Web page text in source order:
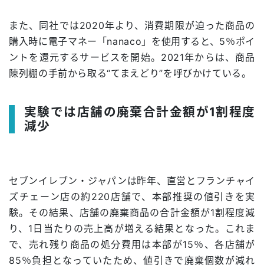
また、同社では2020年より、消費期限が迫った商品の
購入時に電子マネー「nanaco」を使用すると、5％ポイ
ントを還元するサービスを開始。2021年からは、商品
陳列棚の手前から取る“てまえどり”を呼びかけている。
実験では店舗の廃棄合計金額が1割程度
減少
セブンイレブン・ジャパンは昨年、直営とフランチャイ
ズチェーン店の約220店舗で、本部推奨の値引きを実
験。その結果、店舗の廃棄商品の合計金額が1割程度減
り、1日当たりの売上高が増える結果となった。これま
で、売れ残り商品の処分費用は本部が15％、各店舗が
85％負担となっていたため、値引きで廃棄個数が減れ